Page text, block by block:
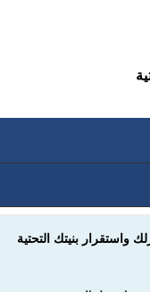
واستقرار بنيتك التحتية